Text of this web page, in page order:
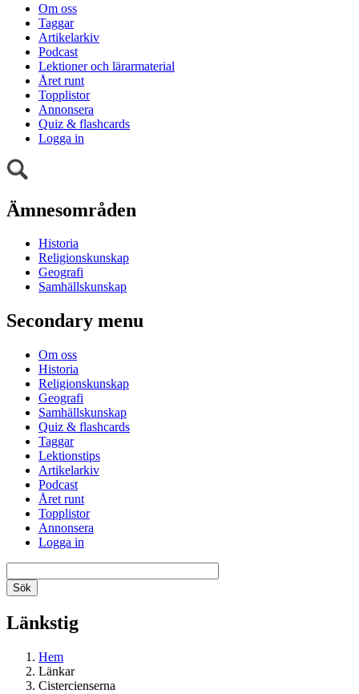
Om oss
Taggar
Artikelarkiv
Podcast
Lektioner och lärarmaterial
Året runt
Topplistor
Annonsera
Quiz & flashcards
Logga in
Ämnesområden
Historia
Religionskunskap
Geografi
Samhällskunskap
Secondary menu
Om oss
Historia
Religionskunskap
Geografi
Samhällskunskap
Quiz & flashcards
Taggar
Lektionstips
Artikelarkiv
Podcast
Året runt
Topplistor
Annonsera
Logga in
Länkstig
Hem
Länkar
Cistercienserna